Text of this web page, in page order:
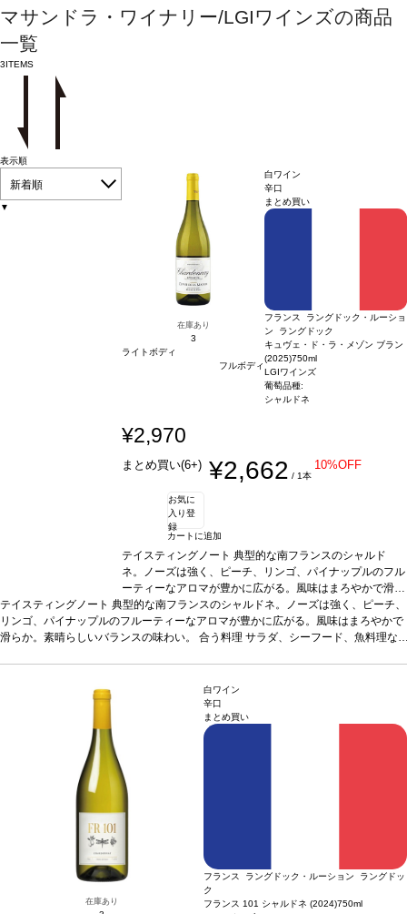
マサンドラ・ワイナリー/LGIワインズの商品
一覧
3ITEMS
表示順
新着順
▼
在庫あり
3
ライトボディ
フルボディ
白ワイン
辛口
まとめ買い
フランス ラングドック・ルーショ
ン ラングドック
キュヴェ・ド・ラ・メゾン ブラン
(2025)750ml
LGIワインズ
葡萄品種:
シャルドネ
¥2,970
まとめ買い(6+) ¥2,662 / 1本
10%OFF
お気に
入り登
録
カートに追加
テイスティングノート典型的な南フランスのシャルド
ネ。ノーズは強く、ピーチ、リンゴ、パイナップルのフル
ーティーなアロマが豊かに広がる。風味はまろやかで滑ら
か。素晴らしいバランスの味わい。合う料理サラダ、シ
ーフード、魚料理などと好相性葡萄品種シャルドネ 10
0%*本ヴィンテージが在庫切れの場合、在庫があり価格
テイスティングノート 典型的な南フランスのシャルドネ。ノーズは強く、ピーチ、
リンゴ、パイナップルのフルーティーなアロマが豊かに広がる。風味はまろやかで
滑らか。素晴らしいバランスの味わい。 合う料理 サラダ、シーフード、魚料理な
在庫あり
白ワイン
辛口
まとめ買い
フランス ラングドック・ルーション ラングドッ
ク
フランス 101 シャルドネ (2024)750ml